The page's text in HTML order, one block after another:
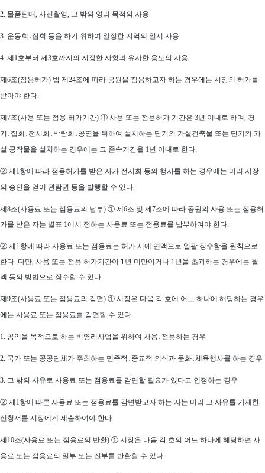
2. 물품판매, 사진촬영, 그 밖의 영리 목적의 사용
3. 운동회․집회 등을 하기 위하여 일정한 지역의 일시 사용
4. 제1호부터 제3호까지의 지정한 사항과 유사한 용도의 사용
제6조(점용허가) 법 제24조에 따라 공원을 점용하고자 하는 경우에는 시장의 허가를
받아야 한다.
제7조(사용 또는 점용 허가기간) ① 사용 또는 점용허가 기간은 3년 이내로 하며, 경
기․집회․전시회․박람회․공연을 위하여 설치하는 단기의 가설건축물 또는 단기의 가
설 공작물을 설치하는 경우에는 그 존속기간을 1년 이내로 한다.
② 제1항에 따라 점용허가를 받은 자가 전시회 등의 행사를 하는 경우에는 미리 시장
의 승인을 얻어 관람권 등을 발행할 수 있다.
제8조(사용료 또는 점용료의 납부) ① 제6조 및 제7조에 따라 공원의 사용 또는 점용허
가를 받은 자는 별표 1에서 정하는 사용료 또는 점용료를 납부하여야 한다.
② 제1항에 따라 사용료 또는 점용료는 허가 시에 연액으로 일괄 징수함을 원칙으로
한다. 다만, 사용 또는 점용 허가기간이 1년 미만이거나 1년을 초과하는 경우에는 월
액 등의 방법으로 징수할 수 있다.
제9조(사용료 또는 점용료의 감면) ① 시장은 다음 각 호에 어느 하나에 해당하는 경우
에는 사용료 또는 점용료를 감면할 수 있다.
1. 공익을 목적으로 하는 비영리사업을 위하여 사용․점용하는 경우
2. 국가 또는 공공단체가 주최하는 민족적․종교적 의식과 문화․체육행사를 하는 경우
3. 그 밖의 사유로 사용료 또는 점용료를 감면할 필요가 있다고 인정하는 경우
② 제1항에 따른 사용료 또는 점용료를 감면받고자 하는 자는 미리 그 사유를 기재한
신청서를 시장에게 제출하여야 한다.
제10조(사용료 또는 점용료의 반환) ① 시장은 다음 각 호의 어느 하나에 해당하면 사
용료 또는 점용료의 일부 또는 전부를 반환할 수 있다.